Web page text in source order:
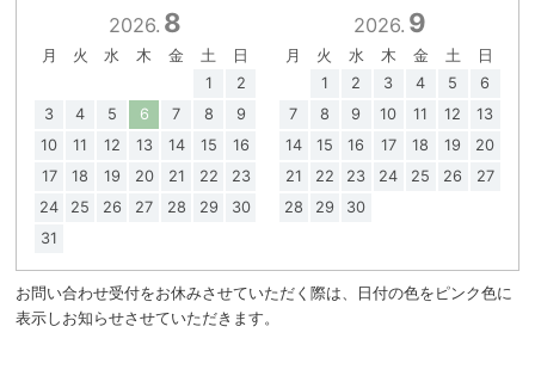
2026. 8
月 火 水 木 金 土
日
1
2
3
4 5 6 7 8
9
10
11 12 13 14 15
16
17
18 19 20 21 22
23
24
25 26 27 28 29
30
31
2026. 9
月 火 水 木 金 土
日
1
2 3 4 5
6
7
8 9 10 11 12
13
14
15 16 17 18 19
20
21
22 23 24 25 26
27
28
29 30
お問い合わせ受付をお休みさせていただく際は、日付の色をピンク色に
表示しお知らせさせていただきます。